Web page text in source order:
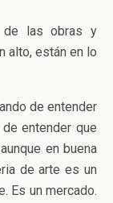
de las obras y
alto, están en lo
de entender
entender que
en buena
de arte es un
Es un mercado.